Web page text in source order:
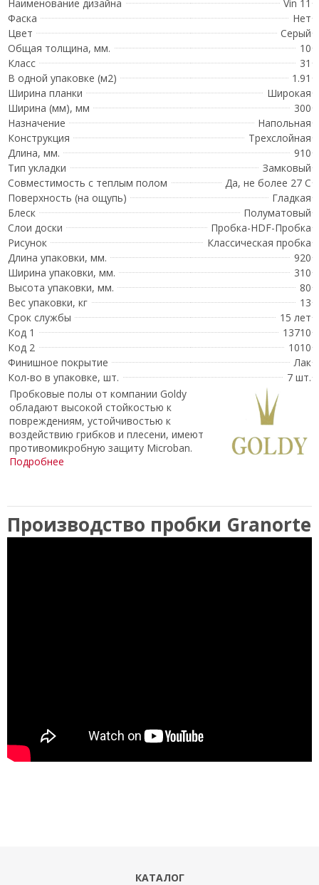
Наименование дизайна
Vin 11
Фаска
Нет
Цвет
Серый
Общая толщина, мм.
10
Класс
31
В одной упаковке (м2)
1.91
Ширина планки
Широкая
Ширина (мм), мм
300
Назначение
Напольная
Конструкция
Трехслойная
Длина, мм.
910
Тип укладки
Замковый
Совместимость с теплым полом
Да, не более 27 С
Поверхность (на ощупь)
Гладкая
Блеск
Полуматовый
Слои доски
Пробка-HDF-Пробка
Рисунок
Классическая пробка
Длина упаковки, мм.
920
Ширина упаковки, мм.
310
Высота упаковки, мм.
80
Вес упаковки, кг
13
Срок службы
15 лет
Код 1
13710
Код 2
1010
Финишное покрытие
Лак
Кол-во в упаковке, шт.
7 шт.
Пробковые полы от компании Goldy
обладают высокой стойкостью к
повреждениям, устойчивостью к
воздействию грибков и плесени, имеют
противомикробную защиту Microban.
Подробнее
Производство пробки Granorte
КАТАЛОГ